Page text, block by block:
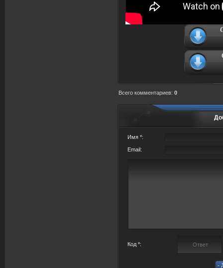
Всего комментариев: 0
Имя *:
Email:
Код *: